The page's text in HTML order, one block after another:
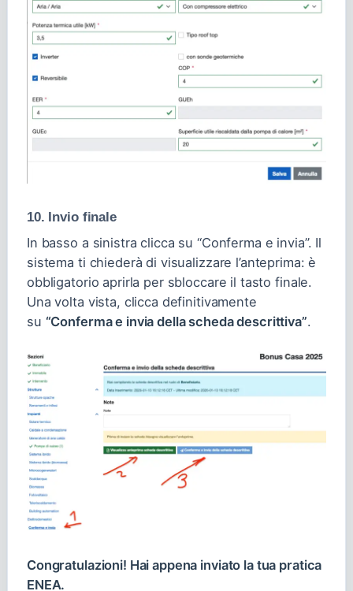
10. Invio finale
In basso a sinistra clicca su “Conferma e invia”. Il
sistema ti chiederà di visualizzare l’anteprima: è
obbligatorio aprirla per sbloccare il tasto finale.
Una volta vista, clicca definitivamente
su “Conferma e invia della scheda descrittiva”.
Congratulazioni! Hai appena inviato la tua pratica
ENEA.